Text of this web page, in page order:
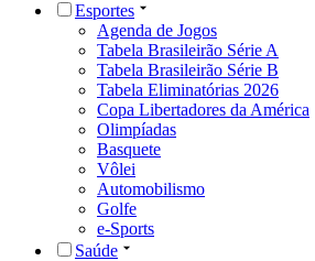
Esportes
Agenda de Jogos
Tabela Brasileirão Série A
Tabela Brasileirão Série B
Tabela Eliminatórias 2026
Copa Libertadores da América
Olimpíadas
Basquete
Vôlei
Automobilismo
Golfe
e-Sports
Saúde